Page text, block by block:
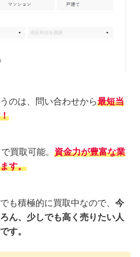
のは、問い合わせから最短当
買取可能。 資金力が豊富な業
す。
も積極的に買取中なので、 今
ん、少しでも高く売りたい人
す。